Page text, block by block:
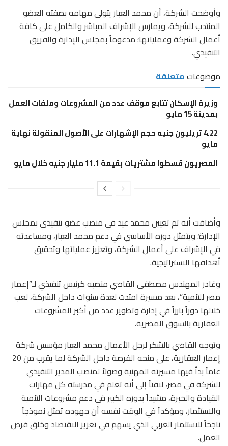
​وأوضحت الشركة، أن محمد العبار يتولى مهامه بصفته العضو
المنتدب للشركة، ويمارس الإشراف المباشر والكامل على كافة
أعمال الشركة وعملياتها؛ مدعوماً بمجلس الإدارة والفريق
التنفيذي.
موضوعاتمتعلقة
وزيرة الإسكان تتابع موقف عدد من المشروعات وملفات العمل
بمدينة 15 مايو
4.22 تريليون جنيه حجم الإشهارات على الأصول المنقولة نهاية
مايو
المصريون قسطوا مشتريات بقيمة 11.1 مليار جنيه خلال مايو
​وأضافت أنه تم تعيين محمد عيد في منصب عضو تنفيذي بمجلس
الإدارة؛ ويتمثل دوره الأساسي في دعم محمد العبار، ومساعدته
في الإشراف على أعمال الشركة، وتعزيز عملياتها وتحقيق
أهدافها الاستراتيجية.
وغادر المهندس مصطفى القاضي منصبه كرئيس تنفيذي لـ”إعمار
مصر للتنمية”، بعد مسيرة امتدت لعدة سنوات داخل الشركة، لعب
خلالها دوراً بارزاً في إدارة وتطوير عدد من أكبر المشروعات
العقارية بالسوق المصرية.
وتوجه القاضي بالشكر لرجل الأعمال محمد العبار مؤسس شركة
إعمار العقارية، على منحه الفرصة داخل الشركة لما يقرب من 20
عاماً بدأ فيها مسيرته المهنية وصولاً لمنصب المدير التنفيذي
للشركة في مصر، لافتاً إلى أنه تعلم في مدرسته كل مهارات
القيادة والخبرة، مشيداً بدوره الكبير في دعم مشروعات التنمية
والاستثمار، ومؤكداً في الوقت نفسه أن جهوده تمثل نموذجاً
ناجحاً للاستثمار العربي الذي يسهم في تعزيز الاقتصاد وخلق فرص
العمل.